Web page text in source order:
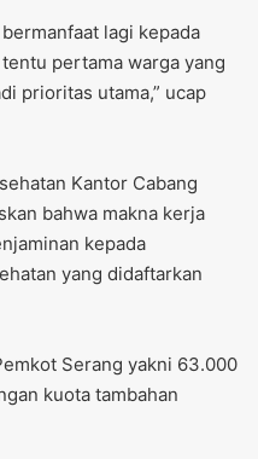
lagi kepada
pertama warga yang
prioritas utama,” ucap
Kantor Cabang
bahwa makna kerja
kepada
yang didaftarkan
Serang yakni 63.000
kuota tambahan